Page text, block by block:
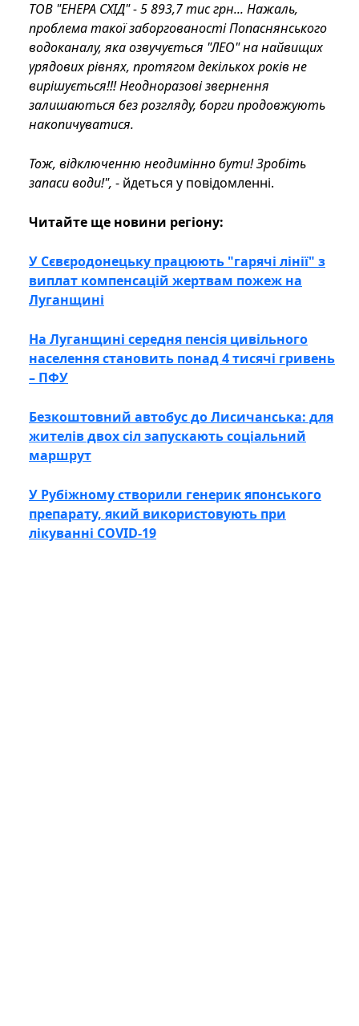
ТОВ "ЕНЕРА СХІД" - 5 893,7 тис грн... Нажаль,
проблема такої заборгованості Попаснянського
водоканалу, яка озвучується "ЛЕО" на найвищих
урядових рівнях, протягом декількох років не
вирішується!!! Неодноразові звернення
залишаються без розгляду, борги продовжують
накопичуватися.
Тож, відключенню неодимінно бути! Зробіть
запаси води!", - йдеться у повідомленні.
Читайте ще новини регіону:
У Сєвєродонецьку працюють "гарячі лінії" з
виплат компенсацій жертвам пожеж на
Луганщині
На Луганщині середня пенсія цивільного
населення становить понад 4 тисячі гривень
– ПФУ
Безкоштовний автобус до Лисичанська: для
жителів двох сіл запускають соціальний
маршрут
У Рубіжному створили генерик японського
препарату, який використовують при
лікуванні COVID-19